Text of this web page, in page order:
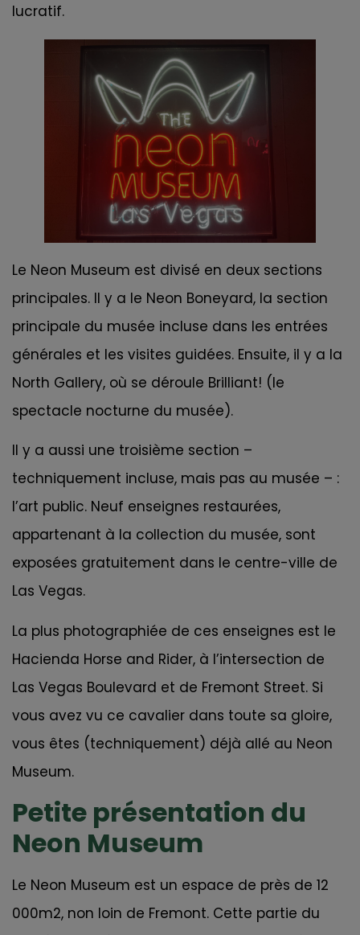
lucratif.
Le Neon Museum est divisé en deux sections
principales. Il y a le Neon Boneyard, la section
principale du musée incluse dans les entrées
générales et les visites guidées. Ensuite, il y a la
North Gallery, où se déroule Brilliant! (le
spectacle nocturne du musée).
Il y a aussi une troisième section –
techniquement incluse, mais pas au musée – :
l’art public. Neuf enseignes restaurées,
appartenant à la collection du musée, sont
exposées gratuitement dans le centre-ville de
Las Vegas.
La plus photographiée de ces enseignes est le
Hacienda Horse and Rider, à l’intersection de
Las Vegas Boulevard et de Fremont Street. Si
vous avez vu ce cavalier dans toute sa gloire,
vous êtes (techniquement) déjà allé au Neon
Museum.
Petite présentation du
Neon Museum
Le Neon Museum est un espace de près de 12
000m2, non loin de Fremont. Cette partie du